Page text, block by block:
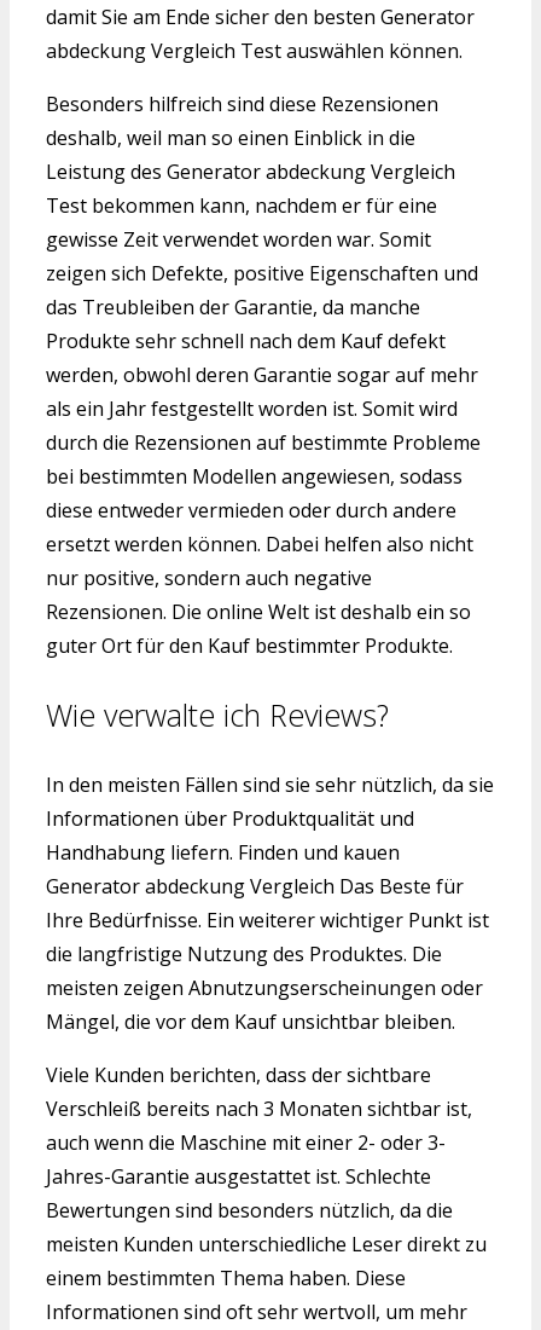
damit Sie am Ende sicher den besten Generator
abdeckung Vergleich Test auswählen können.
Besonders hilfreich sind diese Rezensionen
deshalb, weil man so einen Einblick in die
Leistung des Generator abdeckung Vergleich
Test bekommen kann, nachdem er für eine
gewisse Zeit verwendet worden war. Somit
zeigen sich Defekte, positive Eigenschaften und
das Treubleiben der Garantie, da manche
Produkte sehr schnell nach dem Kauf defekt
werden, obwohl deren Garantie sogar auf mehr
als ein Jahr festgestellt worden ist. Somit wird
durch die Rezensionen auf bestimmte Probleme
bei bestimmten Modellen angewiesen, sodass
diese entweder vermieden oder durch andere
ersetzt werden können. Dabei helfen also nicht
nur positive, sondern auch negative
Rezensionen. Die online Welt ist deshalb ein so
guter Ort für den Kauf bestimmter Produkte.
Wie verwalte ich Reviews?
In den meisten Fällen sind sie sehr nützlich, da sie
Informationen über Produktqualität und
Handhabung liefern. Finden und kauen
Generator abdeckung Vergleich Das Beste für
Ihre Bedürfnisse. Ein weiterer wichtiger Punkt ist
die langfristige Nutzung des Produktes. Die
meisten zeigen Abnutzungserscheinungen oder
Mängel, die vor dem Kauf unsichtbar bleiben.
Viele Kunden berichten, dass der sichtbare
Verschleiß bereits nach 3 Monaten sichtbar ist,
auch wenn die Maschine mit einer 2- oder 3-
Jahres-Garantie ausgestattet ist. Schlechte
Bewertungen sind besonders nützlich, da die
meisten Kunden unterschiedliche Leser direkt zu
einem bestimmten Thema haben. Diese
Informationen sind oft sehr wertvoll, um mehr